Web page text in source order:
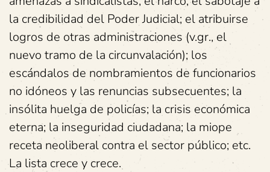
la credibilidad del Poder Judicial; el atribuirse
logros de otras administraciones (v.gr., el
nuevo tramo de la circunvalación); los
escándalos de nombramientos de funcionarios
no idóneos y las renuncias subsecuentes; la
insólita huelga de policías; la crisis económica
eterna; la inseguridad ciudadana; la miope
receta neoliberal contra el sector público; etc.
La lista crece y crece.